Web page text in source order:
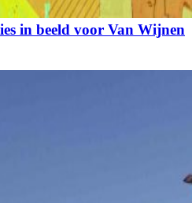
in beeld voor Van Wijnen